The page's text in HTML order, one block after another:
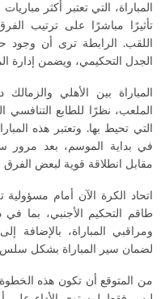
المباراة، التي تعتبر أكثر
تأثيرًا مباشرًا على ترتيب
اللقب. الرابطة ترى أن وجود
الجدل التحكيمي، ويضمن إدارة
المباراة بين الأهلي
الملعب، نظرًا للطابع التنافسي
التي تحيط بها. وتعتبر هذه
في بداية الموسم، بعد مرور
مقابل انطلاقة قوية لبعض
اتحاد الكرة الآن أمام
طاقم التحكيم الأجنبي، بما
ومراقبي المباراة، بالإضافة
لضمان سير المباراة بشكل
من المتوقع أن تكون هذه